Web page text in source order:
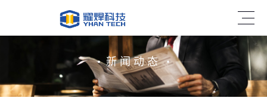
新闻动态